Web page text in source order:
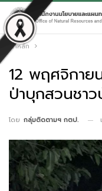
หน้าหลัก
12 พฤศจิกาย
ป่าบุกสวนชา
โดย กลุ่มติดตามฯ กตป.